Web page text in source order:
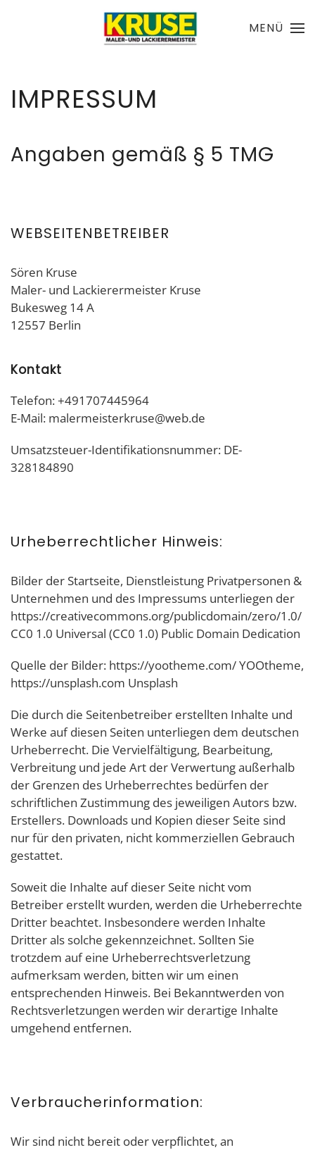
Skip to main content
MENÜ
IMPRESSUM
Angaben gemäß § 5 TMG
WEBSEITENBETREIBER
Sören Kruse
Maler- und Lackierermeister Kruse
Bukesweg 14 A
12557 Berlin
Kontakt
Telefon: +491707445964
E-Mail: malermeisterkruse@web.de
Umsatzsteuer-Identifikationsnummer: DE-
328184890
Urheberrechtlicher Hinweis:
Bilder der Startseite, Dienstleistung Privatpersonen &
Unternehmen und des Impressums unterliegen der
https://creativecommons.org/publicdomain/zero/1.0/
CC0 1.0 Universal (CC0 1.0) Public Domain Dedication
Quelle der Bilder: https://yootheme.com/ YOOtheme,
https://unsplash.com Unsplash
Die durch die Seitenbetreiber erstellten Inhalte und
Werke auf diesen Seiten unterliegen dem deutschen
Urheberrecht. Die Vervielfältigung, Bearbeitung,
Verbreitung und jede Art der Verwertung außerhalb
der Grenzen des Urheberrechtes bedürfen der
schriftlichen Zustimmung des jeweiligen Autors bzw.
Erstellers. Downloads und Kopien dieser Seite sind
nur für den privaten, nicht kommerziellen Gebrauch
gestattet.
Soweit die Inhalte auf dieser Seite nicht vom
Betreiber erstellt wurden, werden die Urheberrechte
Dritter beachtet. Insbesondere werden Inhalte
Dritter als solche gekennzeichnet. Sollten Sie
trotzdem auf eine Urheberrechtsverletzung
aufmerksam werden, bitten wir um einen
entsprechenden Hinweis. Bei Bekanntwerden von
Rechtsverletzungen werden wir derartige Inhalte
umgehend entfernen.
Verbraucherinformation:
Wir sind nicht bereit oder verpflichtet, an